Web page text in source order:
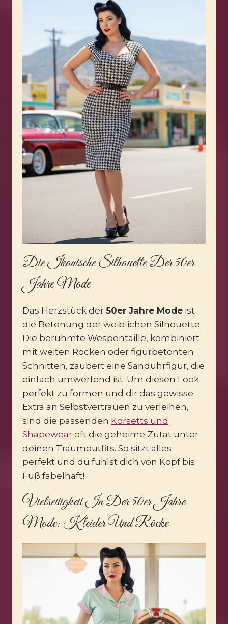
Die Ikonische Silhouette Der 50er
Jahre Mode
Das Herzstück der 50er Jahre Mode ist
die Betonung der weiblichen Silhouette.
Die berühmte Wespentaille, kombiniert
mit weiten Röcken oder figurbetonten
Schnitten, zaubert eine Sanduhrfigur, die
einfach umwerfend ist. Um diesen Look
perfekt zu formen und dir das gewisse
Extra an Selbstvertrauen zu verleihen,
sind die passenden Korsetts und
Shapewear oft die geheime Zutat unter
deinen Traumoutfits. So sitzt alles
perfekt und du fühlst dich von Kopf bis
Fuß fabelhaft!
Vielseitigkeit In Der 50er Jahre
Mode: Kleider Und Röcke